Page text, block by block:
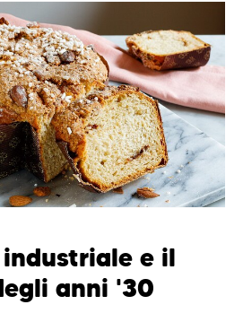
e il
anni '30